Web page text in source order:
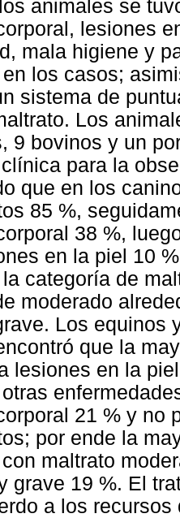
animales se
lesiones
mala higiene y
los casos;
sistema de
Los
9 bovinos y un
para la
que en los
85 %,
38 %,
en la piel 10
categoría de
moderado
Los equinos
que la
lesiones en la
21 % y no
por ende la
maltrato
grave 19 %. El
a los